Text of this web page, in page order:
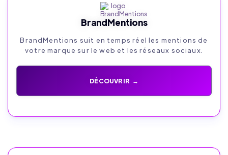
BrandMentions
BrandMentions suit en temps réel les mentions de
votre marque sur le web et les réseaux sociaux.
DÉCOUVRIR →